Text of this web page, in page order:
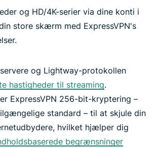
og HD/4K-serier via dine konti i
store skærm med ExpressVPN's
og Lightway-protokollen
hastigheder til streaming.
ExpressVPN 256-bit-kryptering –
standard – til at skjule din
hvilket hjælper dig
begrænsninger